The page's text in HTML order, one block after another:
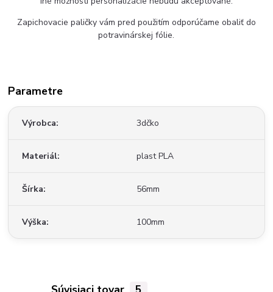
Zapichovacie paličky vám pred použitím odporúčame obaliť do
potravinárskej fólie.
Parametre
Výrobca 3dčko
Materiál plast PLA
Šírka 56mm
Výška 100mm